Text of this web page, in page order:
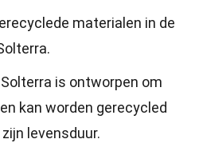
materialen in de
is ontworpen om
kan worden gerecycled
levensduur.